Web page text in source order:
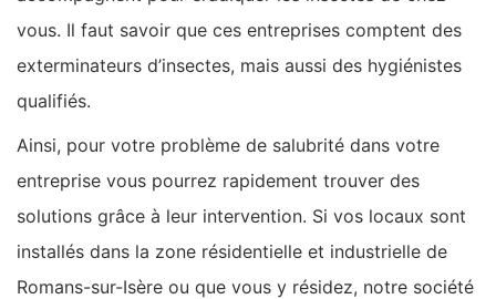
vous. Il faut savoir que ces entreprises comptent des
exterminateurs d’insectes, mais aussi des hygiénistes
qualifiés.
Ainsi, pour votre problème de salubrité dans votre
entreprise vous pourrez rapidement trouver des
solutions grâce à leur intervention. Si vos locaux sont
installés dans la zone résidentielle et industrielle de
Romans-sur-Isère ou que vous y résidez, notre société